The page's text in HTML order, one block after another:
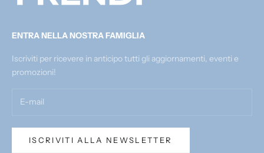
ENTRA NELLA NOSTRA FAMIGLIA
Iscriviti per ricevere in anticipo tutti gli aggiornamenti, eventi e
promozioni!
ISCRIVITI ALLA NEWSLETTER